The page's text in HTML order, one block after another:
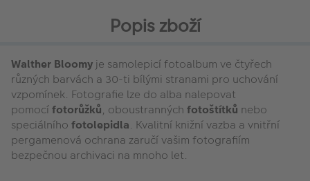
Popis zboží
Walther Bloomy je samolepicí fotoalbum ve čtyřech
různých barvách a 30-ti bílými stranami pro uchování
vzpomínek. Fotografie lze do alba nalepovat
pomocífotorůžků, oboustranných fotoštítků nebo
speciálního fotolepidla. Kvalitní knižní vazba a vnitřní
pergamenová ochrana zaručí vašim fotografiím
bezpečnou archivaci na mnoho let.